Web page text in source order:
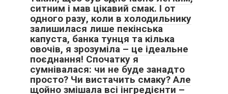
ситним і мав цікавий смак. І от
одного разу, коли в холодильнику
залишилася лише пекінська
капуста, банка тунця та кілька
овочів, я зрозуміла – це ідеальне
поєднання! Спочатку я
сумнівалася: чи не буде занадто
просто? Чи вистачить смаку? Але
щойно змішала всі інгредієнти –